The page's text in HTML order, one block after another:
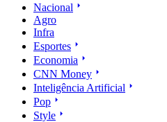
Nacional
Agro
Infra
Esportes
Economia
CNN Money
Inteligência Artificial
Pop
Style